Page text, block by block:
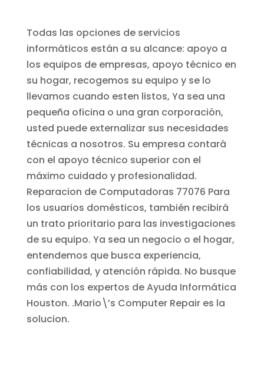
Todas las opciones de servicios
informáticos están a su alcance: apoyo a
los equipos de empresas, apoyo técnico en
su hogar, recogemos su equipo y se lo
llevamos cuando esten listos, Ya sea una
pequeña oficina o una gran corporación,
usted puede externalizar sus necesidades
técnicas a nosotros. Su empresa contará
con el apoyo técnico superior con el
máximo cuidado y profesionalidad.
Reparacion de Computadoras 77076 Para
los usuarios domésticos, también recibirá
un trato prioritario para las investigaciones
de su equipo. Ya sea un negocio o el hogar,
entendemos que busca experiencia,
confiabilidad, y atención rápida. No busque
más con los expertos de Ayuda Informática
Houston. .Mario\’s Computer Repair es la
solucion.